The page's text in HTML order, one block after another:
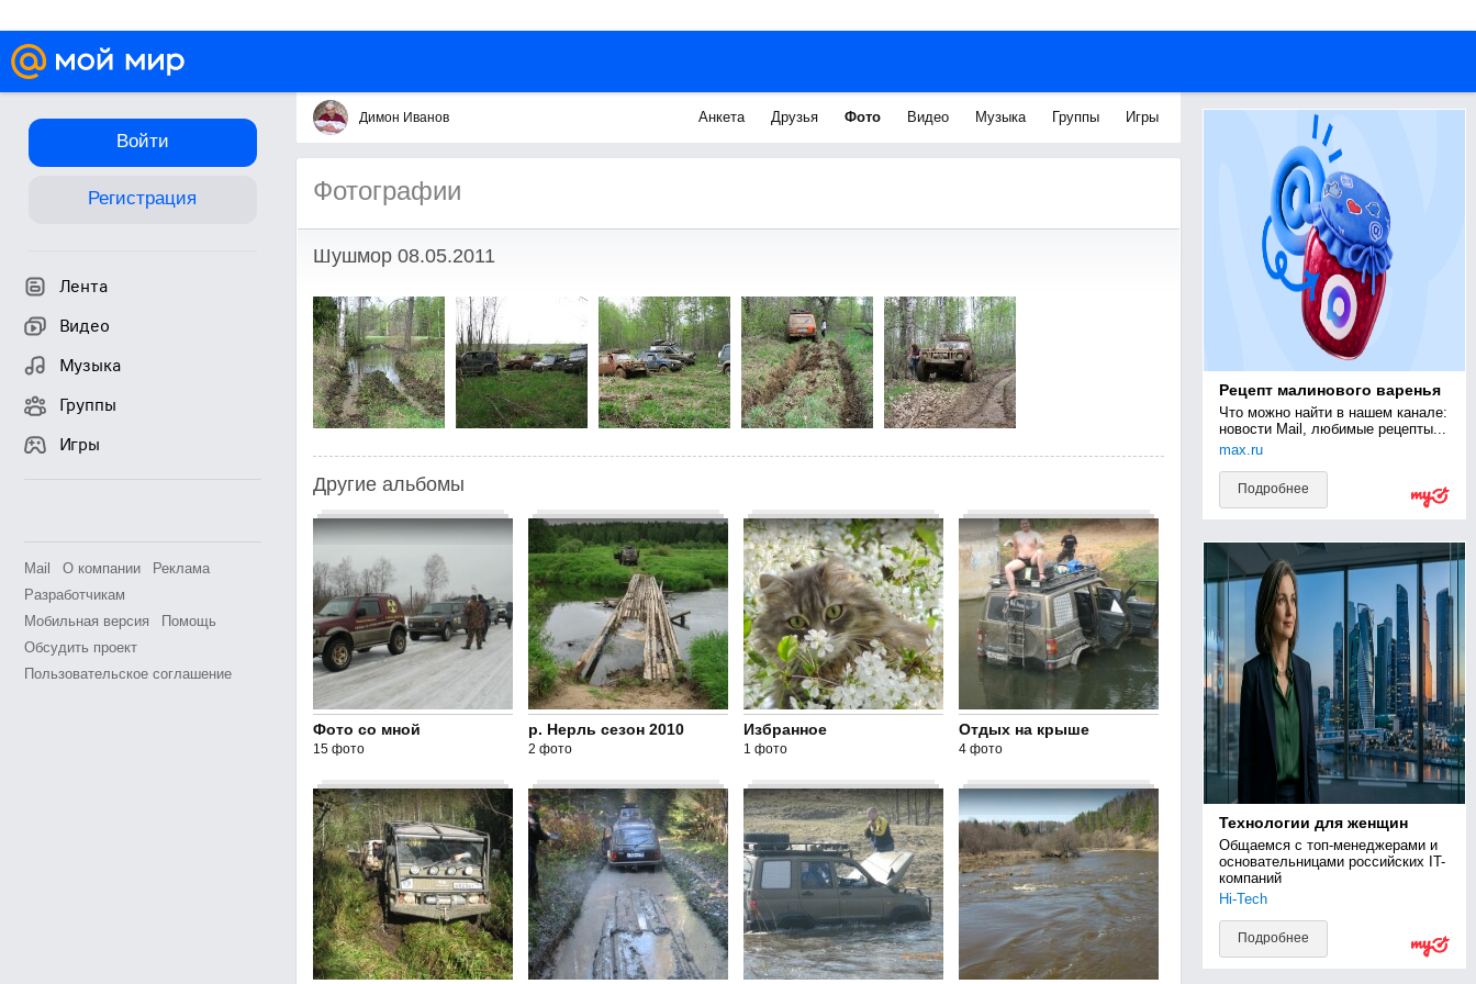
Войти
Регистрация
Лента
Видео
Музыка
Группы
Игры
Mail О компании
Реклама
Разработчикам
Мобильная версия
Помощь
Обсудить проект
Пользовательское соглашение
Димон Иванов Анкета Друзья Фото Видео Музыка Группы Игры
Фотографии
Шушмор 08.05.2011
Другие альбомы
Фото со мной
15 фото
р. Нерль сезон 2010
2 фото
Избранное
1 фото
Отдых на крыше
4 фото
Рецепт малинового варенья
Что можно найти в нашем канале:
новости Mail, любимые рецепты...
max.ru
Подробнее
Технологии для женщин
Общаемся с топ-менеджерами и
основательницами российских IT-
компаний
Hi-Tech
Подробнее